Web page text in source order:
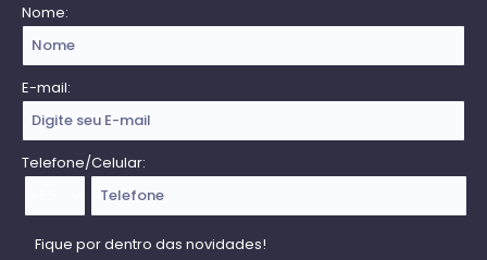
Nome:
E-mail:
Telefone/Celular: